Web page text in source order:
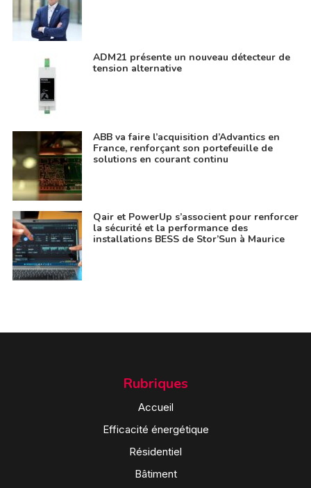
ADM21 présente un nouveau détecteur de
tension alternative
ABB va faire l’acquisition d’Advantics en
France, renforçant son portefeuille de
solutions en courant continu
Qair et PowerUp s’associent pour renforcer
la sécurité et la performance des
installations BESS de Stor’Sun à Maurice
Rubriques
Accueil
Efficacité énergétique
Résidentiel
Bâtiment